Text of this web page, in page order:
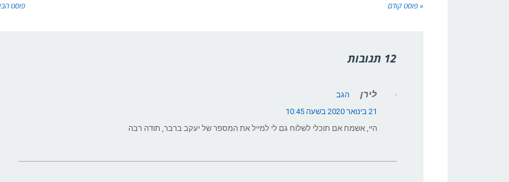
« פוסט קודם פוסט
12 תגובות
לירן
הגב
21 בינואר 2020 בשעה 10:45
היי, אשמח אם תוכלי לשלוח גם לי למייל את המספר של יעקב ברבר, תודה רבה